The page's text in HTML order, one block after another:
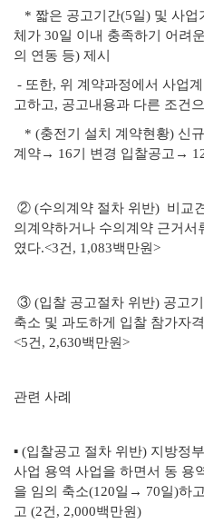
* 짧은 공고기간(5일) 및 사업
체가 30일 이내 충족하기 어려
의 연동 등) 제시
- 또한, 위 계약과정에서 사업
고하고, 공고내용과 다른 조건
* (충전기 설치 계약현황) 신
계약→ 16기 변경 입찰공고→
② (수의계약 절차 위반) 비교
의계약하거나 수의계약 근거
였다.<3건, 1,083백만원>
③ (입찰 공고절차 위반) 공고
축소 및 과도하게 입찰 참가자
<5건, 2,630백만원>
관련 사례
▪ (입찰공고 절차 위반) 지방정
사업 용역 사업을 하면서 동 용
을 임의 축소(120일→ 70일)하
고 (2건, 2,000백만원)